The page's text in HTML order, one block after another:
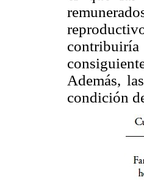
Además,
condición